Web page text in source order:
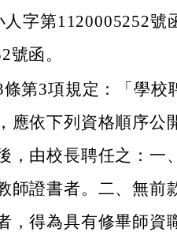
字第1120005252號
號函。
第3項規定：「學校
應依下列資格順序公
，由校長聘任之：一
師證書者。二、無前
，得為具有修畢師資